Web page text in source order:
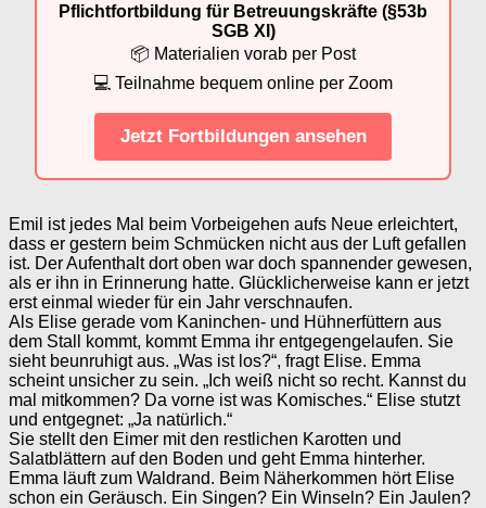
Pflichtfortbildung für Betreuungskräfte (§53b
SGB XI)
📦 Materialien vorab per Post
💻 Teilnahme bequem online per Zoom
Jetzt Fortbildungen ansehen
Emil ist jedes Mal beim Vorbeigehen aufs Neue erleichtert,
dass er gestern beim Schmücken nicht aus der Luft gefallen
ist. Der Aufenthalt dort oben war doch spannender gewesen,
als er ihn in Erinnerung hatte. Glücklicherweise kann er jetzt
erst einmal wieder für ein Jahr verschnaufen.
Als Elise gerade vom Kaninchen- und Hühnerfüttern aus
dem Stall kommt, kommt Emma ihr entgegengelaufen. Sie
sieht beunruhigt aus. „Was ist los?“, fragt Elise. Emma
scheint unsicher zu sein. „Ich weiß nicht so recht. Kannst du
mal mitkommen? Da vorne ist was Komisches.“ Elise stutzt
und entgegnet: „Ja natürlich.“
Sie stellt den Eimer mit den restlichen Karotten und
Salatblättern auf den Boden und geht Emma hinterher.
Emma läuft zum Waldrand. Beim Näherkommen hört Elise
schon ein Geräusch. Ein Singen? Ein Winseln? Ein Jaulen?